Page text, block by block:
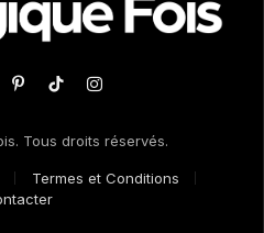
PinterestTikTokInstagram
Tous droits réservés.
Termes et Conditions